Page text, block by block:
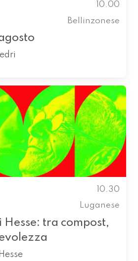
10.00
Bellinzonese
10.30
Luganese
Hesse: tra compost,